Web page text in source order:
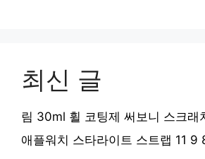
최신 글
림 30ml 휠 코팅제 써보니 스크래
애플워치 스타라이트 스트랩 11 9